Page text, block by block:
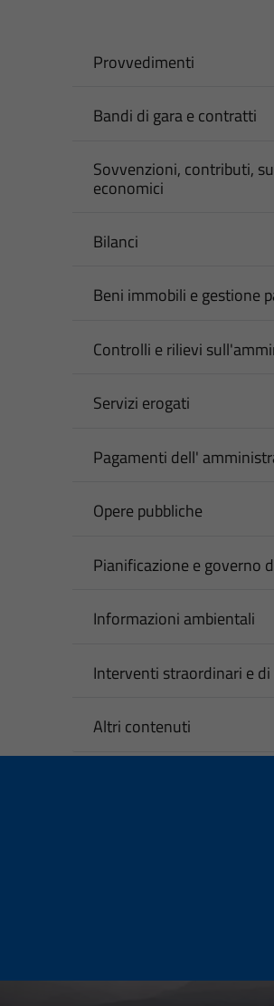
Provvedimenti
Bandi di gara e contratti
Sovvenzioni, contributi,
economici
Bilanci
Beni immobili e gestione
Controlli e rilievi
Servizi erogati
Pagamenti dell'
Opere pubbliche
Pianificazione e governo
Informazioni ambientali
Interventi straordinari e
Altri contenuti